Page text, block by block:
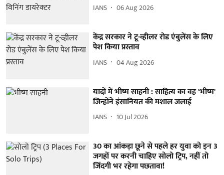
IANS 06 Aug 2026
केंद्र सरकार ने टू-व्हीलर रोड एंबुलेंस के लिए
पेश किया प्रस्ताव
IANS 04 Aug 2026
यादों में भीष्म साहनी : साहित्य का वह 'भीष्म'
जिन्होंने इंसानियत की मशाल जलाई
IANS 10 Jul 2026
30 का आंकड़ा छूने से पहले हर युवा को इन 3
जगहों पर करनी चाहिए सोलो ट्रिप, नहीं तो
जिंदगी भर रहेगा पछतावा!